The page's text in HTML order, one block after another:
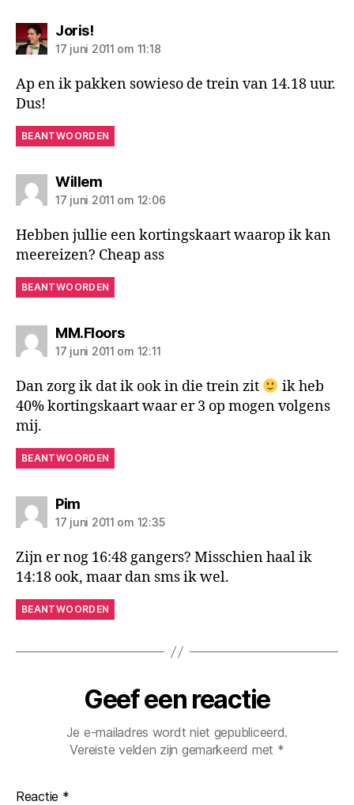
Joris!zegt:
17 juni 2011 om 11:18
Ap en ik pakken sowieso de trein van 14.18 uur.
Dus!
BEANTWOORDEN
Willemzegt:
17 juni 2011 om 12:06
Hebben jullie een kortingskaart waarop ik kan
meereizen? Cheap ass
BEANTWOORDEN
MM.Floorszegt:
17 juni 2011 om 12:11
Dan zorg ik dat ik ook in die trein zit
ik heb
40% kortingskaart waar er 3 op mogen volgens
mij.
BEANTWOORDEN
Pimzegt:
17 juni 2011 om 12:35
Zijn er nog 16:48 gangers? Misschien haal ik
14:18 ook, maar dan sms ik wel.
BEANTWOORDEN
Geef een reactie
Je e-mailadres wordt niet gepubliceerd.
Vereiste velden zijn gemarkeerd met *
Reactie *